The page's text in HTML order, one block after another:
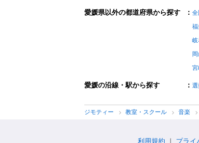
愛媛県以外の都道府県から探す ： 全
愛媛の沿線・駅から探す ：
ジモティー 教室・スクール 音楽
利用規約 プライ